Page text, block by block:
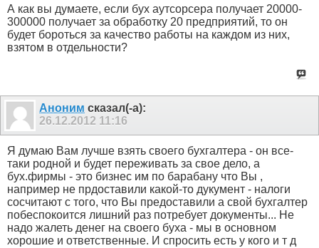
А как вы думаете, если бух аутсорсера получает 20000-
300000 получает за обработку 20 предприятий, то он
будет бороться за качество работы на каждом из них,
взятом в отдельности?
Аноним сказал(-а):
26.12.2012 11:16
Я думаю Вам лучше взять своего бухгалтера - он все-
таки родной и будет переживать за свое дело, а
бух.фирмы - это бизнес им по барабану что Вы ,
например не прдоставили какой-то дукумент - налоги
сосчитают с того, что Вы предоставили а свой бухгалтер
побеспокоится лишний раз потребует документы... Не
надо жалеть денег на своего буха - мы в основном
хорошие и ответственные. И спросить есть у кого и т д